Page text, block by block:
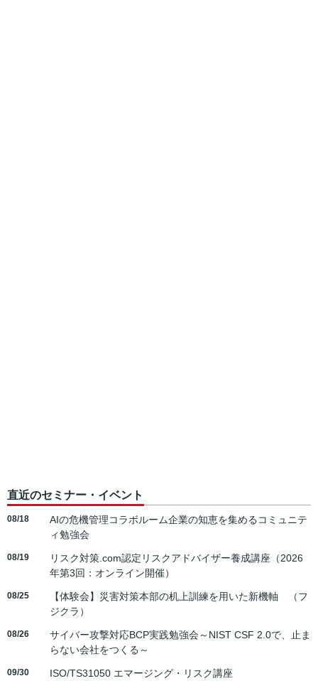
直近のセミナー・イベント
08/18
AIの危機管理コラボルーム企業の知恵を集めるコミュニテ
ィ勉強会
08/19
リスク対策.com認定リスクアドバイザー養成講座（2026
年第3回：オンライン開催）
08/25
【体験会】災害対策本部の机上訓練を用いた新機軸 （フ
ジクラ）
08/26
サイバー攻撃対応BCP実践勉強会～NIST CSF 2.0で、止ま
らない会社をつくる～
09/30 ISO/TS31050 エマージング・リスク講座